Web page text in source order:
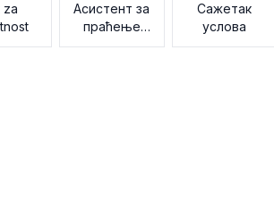
za
Асистент за
праћење
ревизије
Сажетак
услова